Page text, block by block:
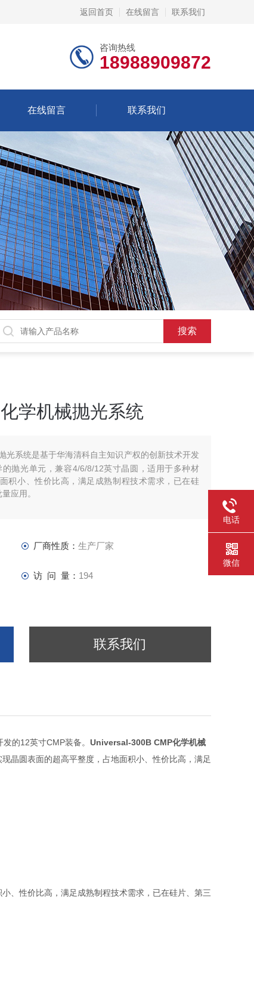
返回首页 在线留言 联系我们
咨询热线
18988909872
在线留言 联系我们
学机械抛光系统
光系统是基于华海清科自主知识产权的创新技术开发
抛光单元，兼容4/6/8/12英寸晶圆，适用于多种材
积小、性价比高，满足成熟制程技术需求，已在硅
应用。
厂商性质： 生产厂家
访 问 量： 194
联系我们
的12英寸CMP装备。 Universal-300B CMP化学机械
晶圆表面的超高平整度，占地面积小、性价比高，满足
等制造工艺中批量应用。
、性价比高，满足成熟制程技术需求，已在硅片、第三
电话
微信